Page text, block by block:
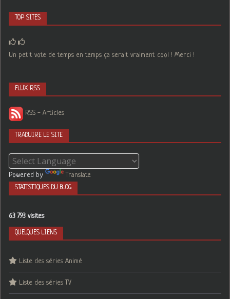
TOP SITES
Un petit vote de temps en temps ça serait vraiment cool ! Merci !
FLUX RSS
RSS - Articles
TRADUIRE LE SITE
Powered by Translate
STATISTIQUES DU BLOG
63 793 visites
QUELQUES LIENS
Liste des séries Animé
Liste des séries TV